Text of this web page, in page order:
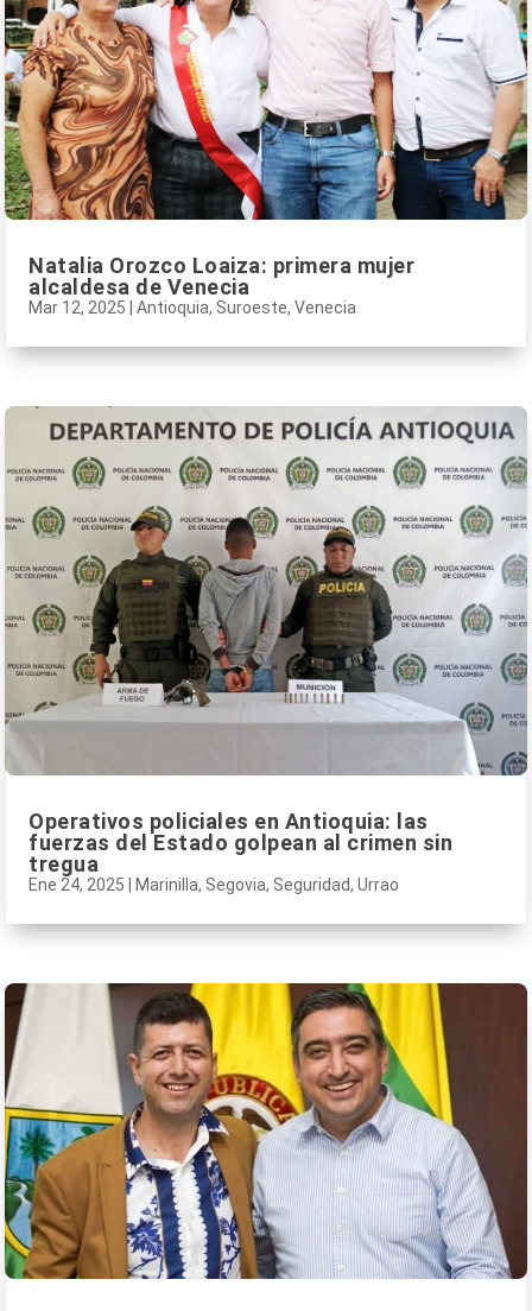
Natalia Orozco Loaiza: primera mujer
alcaldesa de Venecia
Mar 12, 2025 Antioquia, Suroeste, Venecia
Operativos policiales en Antioquia: las
fuerzas del Estado golpean al crimen sin
tregua
Ene 24, 2025 Marinilla, Segovia, Seguridad, Urrao